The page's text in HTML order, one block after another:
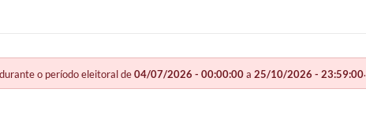
o período eleitoral de04/07/2026 - 00:00:00a 25/10/2026 - 23:59:00.